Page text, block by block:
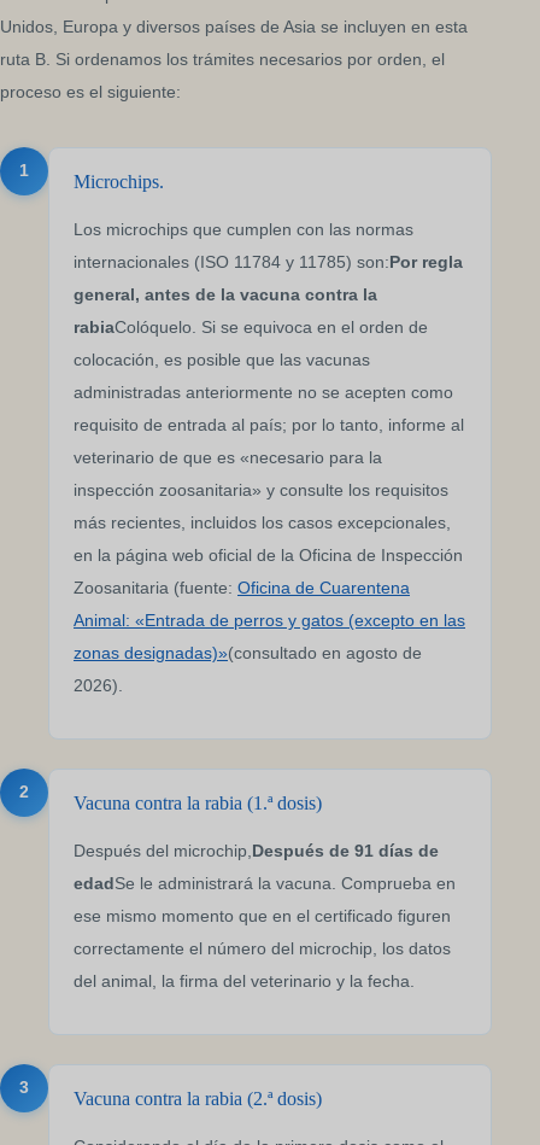
Unidos, Europa y diversos países de Asia se incluyen en esta
ruta B. Si ordenamos los trámites necesarios por orden, el
proceso es el siguiente:
1
Microchips.
Los microchips que cumplen con las normas
internacionales (ISO 11784 y 11785) son:Por regla
general, antes de la vacuna contra la
rabiaColóquelo. Si se equivoca en el orden de
colocación, es posible que las vacunas
administradas anteriormente no se acepten como
requisito de entrada al país; por lo tanto, informe al
veterinario de que es «necesario para la
inspección zoosanitaria» y consulte los requisitos
más recientes, incluidos los casos excepcionales,
en la página web oficial de la Oficina de Inspección
Zoosanitaria (fuente: Oficina de Cuarentena
Animal: «Entrada de perros y gatos (excepto en las
zonas designadas)»(consultado en agosto de
2026).
2
Vacuna contra la rabia (1.ª dosis)
Después del microchip, Después de 91 días de
edadSe le administrará la vacuna. Comprueba en
ese mismo momento que en el certificado figuren
correctamente el número del microchip, los datos
del animal, la firma del veterinario y la fecha.
3
Vacuna contra la rabia (2.ª dosis)